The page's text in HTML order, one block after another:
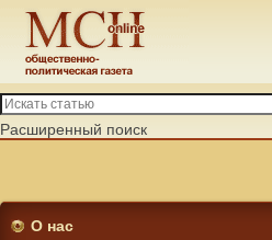
Расширенный поиск
О нас